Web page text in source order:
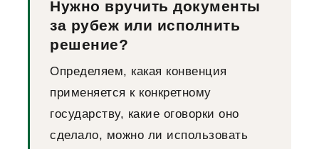
Нужно вручить документы
за рубеж или исполнить
решение?
Определяем, какая конвенция
применяется к конкретному
государству, какие оговорки оно
сделало, можно ли использовать